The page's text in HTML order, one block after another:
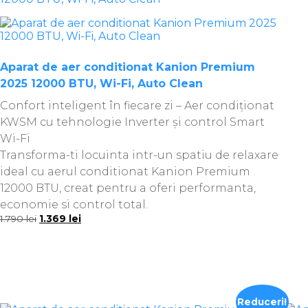
Aparat de aer conditionat Kanion Premium
2025 12000 BTU, Wi-Fi, Auto Clean
Confort inteligent în fiecare zi – Aer condiționat
KWSM cu tehnologie Inverter și control Smart
Wi-Fi
Transforma-ti locuinta intr-un spatiu de relaxare
ideal cu aerul conditionat Kanion Premium
12000 BTU, creat pentru a oferi performanta,
economie si control total.
1.790lei Prețul
1.369 leiPrețul
Reduceri!